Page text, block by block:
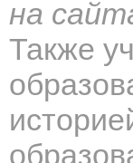
на
Также